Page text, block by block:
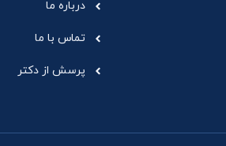
درباره ما
تماس با ما
پرسش از دکتر